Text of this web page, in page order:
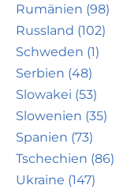
Rumänien (98)
Russland (102)
Schweden (1)
Serbien (48)
Slowakei (53)
Slowenien (35)
Spanien (73)
Tschechien (86)
Ukraine (147)